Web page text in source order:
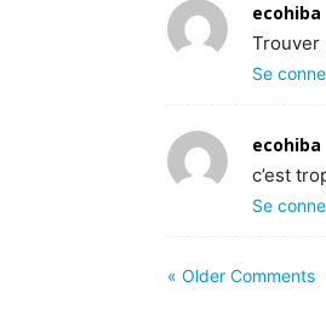
ecohiba
Trouver
Se
ecohiba
c’est
Se
« Older Comments